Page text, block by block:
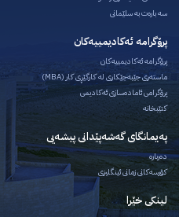
سه بارەت به سلێمانی
پرۆگرامە ئەکادیمییەکان
پرۆگرامە ئەکادیمییەکان
ماستەری جێبەجێکاری لە کارگێڕی کار (MBA)
پرۆگرامی ئامادەسازی ئەکادیمی
کتێبخانە
پەیمانگای گەشەپێدانی پیشەیی
دەربارە
کۆرسەکانی زمانی ئینگلیزی
لینکی خێرا